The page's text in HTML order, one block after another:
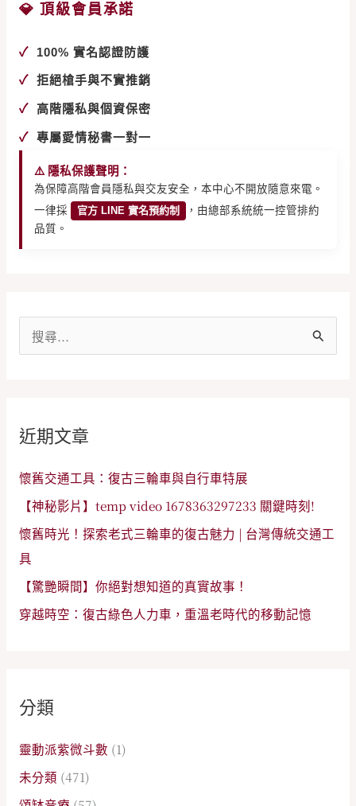
💎 頂級會員承諾
✓ 100% 實名認證防護
✓ 拒絕槍手與不實推銷
✓ 高階隱私與個資保密
✓ 專屬愛情秘書一對一
⚠️ 隱私保護聲明：
為保障高階會員隱私與交友安全，本中心不開放隨意來電。
一律採
官方 LINE 實名預約制
，由總部系統統一控管排約
品質。
字
近期文章
懷舊交通工具：復古三輪車與自行車特展
【神秘影片】temp video 1678363297233 關鍵時刻!
懷舊時光！探索老式三輪車的復古魅力 | 台灣傳統交通工
具
【驚艷瞬間】你絕對想知道的真實故事！
穿越時空：復古綠色人力車，重溫老時代的移動記憶
分類
靈動派紫微斗數 (1)
未分類 (471)